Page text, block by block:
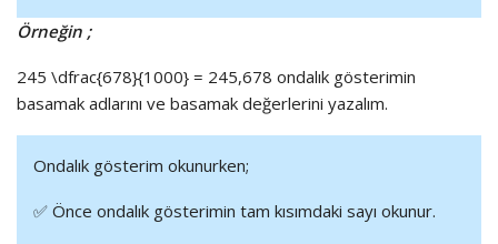
Örneğin ;
245 \dfrac{678}{1000} = 245,678 ondalık gösterimin
basamak adlarını ve basamak değerlerini yazalım.
Ondalık gösterim okunurken;
✅ Önce ondalık gösterimin tam kısımdaki sayı okunur.